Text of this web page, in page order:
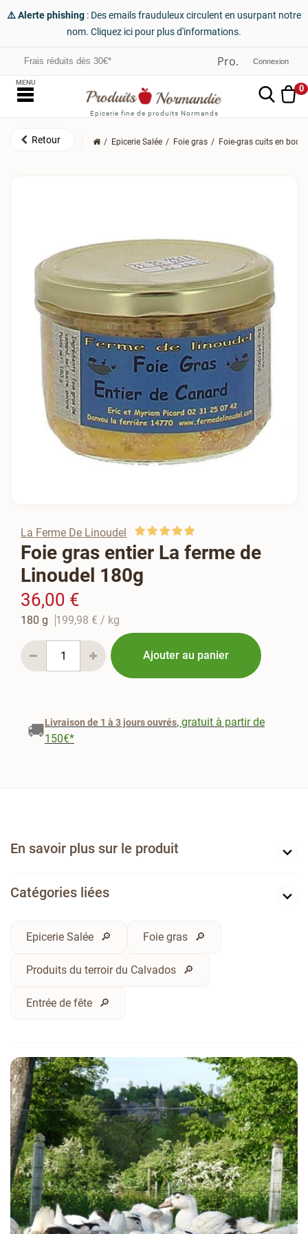
⚠️ Alerte phishing : Des emails frauduleux circulent en usurpant notre
nom. Cliquez ici pour plus d'informations.
Frais réduits dès 30€* Connexion
Epicerie fine de produits Normands
0
MENU
Epicerie Salée Foie gras Foie-gras cuits en
La Ferme De Linoudel
Foie gras entier La ferme de
Linoudel 180g
36,00 €
180 g 199,98 € / kg
Ajouter au panier
🚚Livraison de 1 à 3 jours ouvrés, gratuit à partir de
150€*
En savoir plus sur le produit
Catégories liées
Epicerie Salée Foie gras
Produits du terroir du Calvados
Entrée de fête